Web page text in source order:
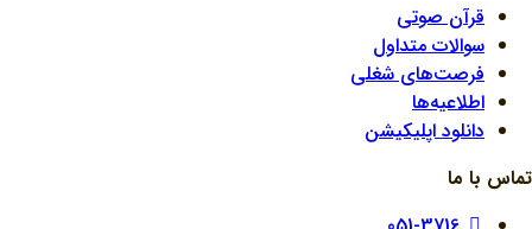
قرآن صوتی
سوالات متداول
فرصت‌های شغلی
اطلاعیه‌ها
دانلود اپلیکیشن
تماس با ما